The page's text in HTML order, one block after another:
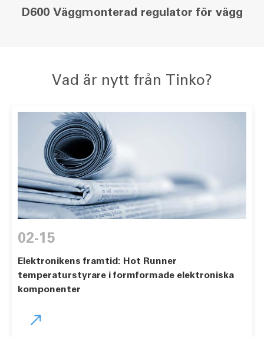
D600 Väggmonterad regulator för vägg
Vad är nytt från Tinko?
02-15
Elektronikens framtid: Hot Runner
temperaturstyrare i formformade elektroniska
komponenter
